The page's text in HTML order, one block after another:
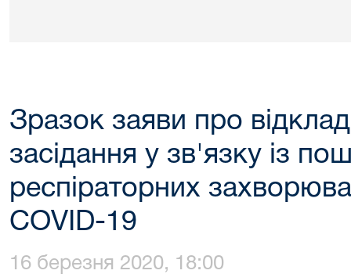
Зразок заяви про
засідання у зв'язку із
респіраторних
COVID-19
16 березня 2020, 18:00